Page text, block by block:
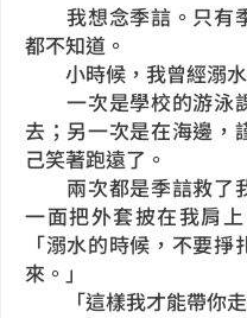
我想念季誩。只有
都不知道。
小時候，我曾經溺水
一次是學校的游泳
去；另一次是在海邊，
己笑著跑遠了。
兩次都是季誩救了我
一面把外套披在我肩
「溺水的時候，不要
來。」
「這樣我才能帶你走